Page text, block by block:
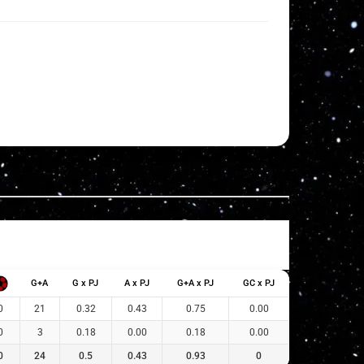
G+A G x PJ A x PJ G+A x PJ GC x PJ
21 0.32 0.43 0.75 0.00
3 0.18 0.00 0.18 0.00
24 0.5 0.43 0.93 0